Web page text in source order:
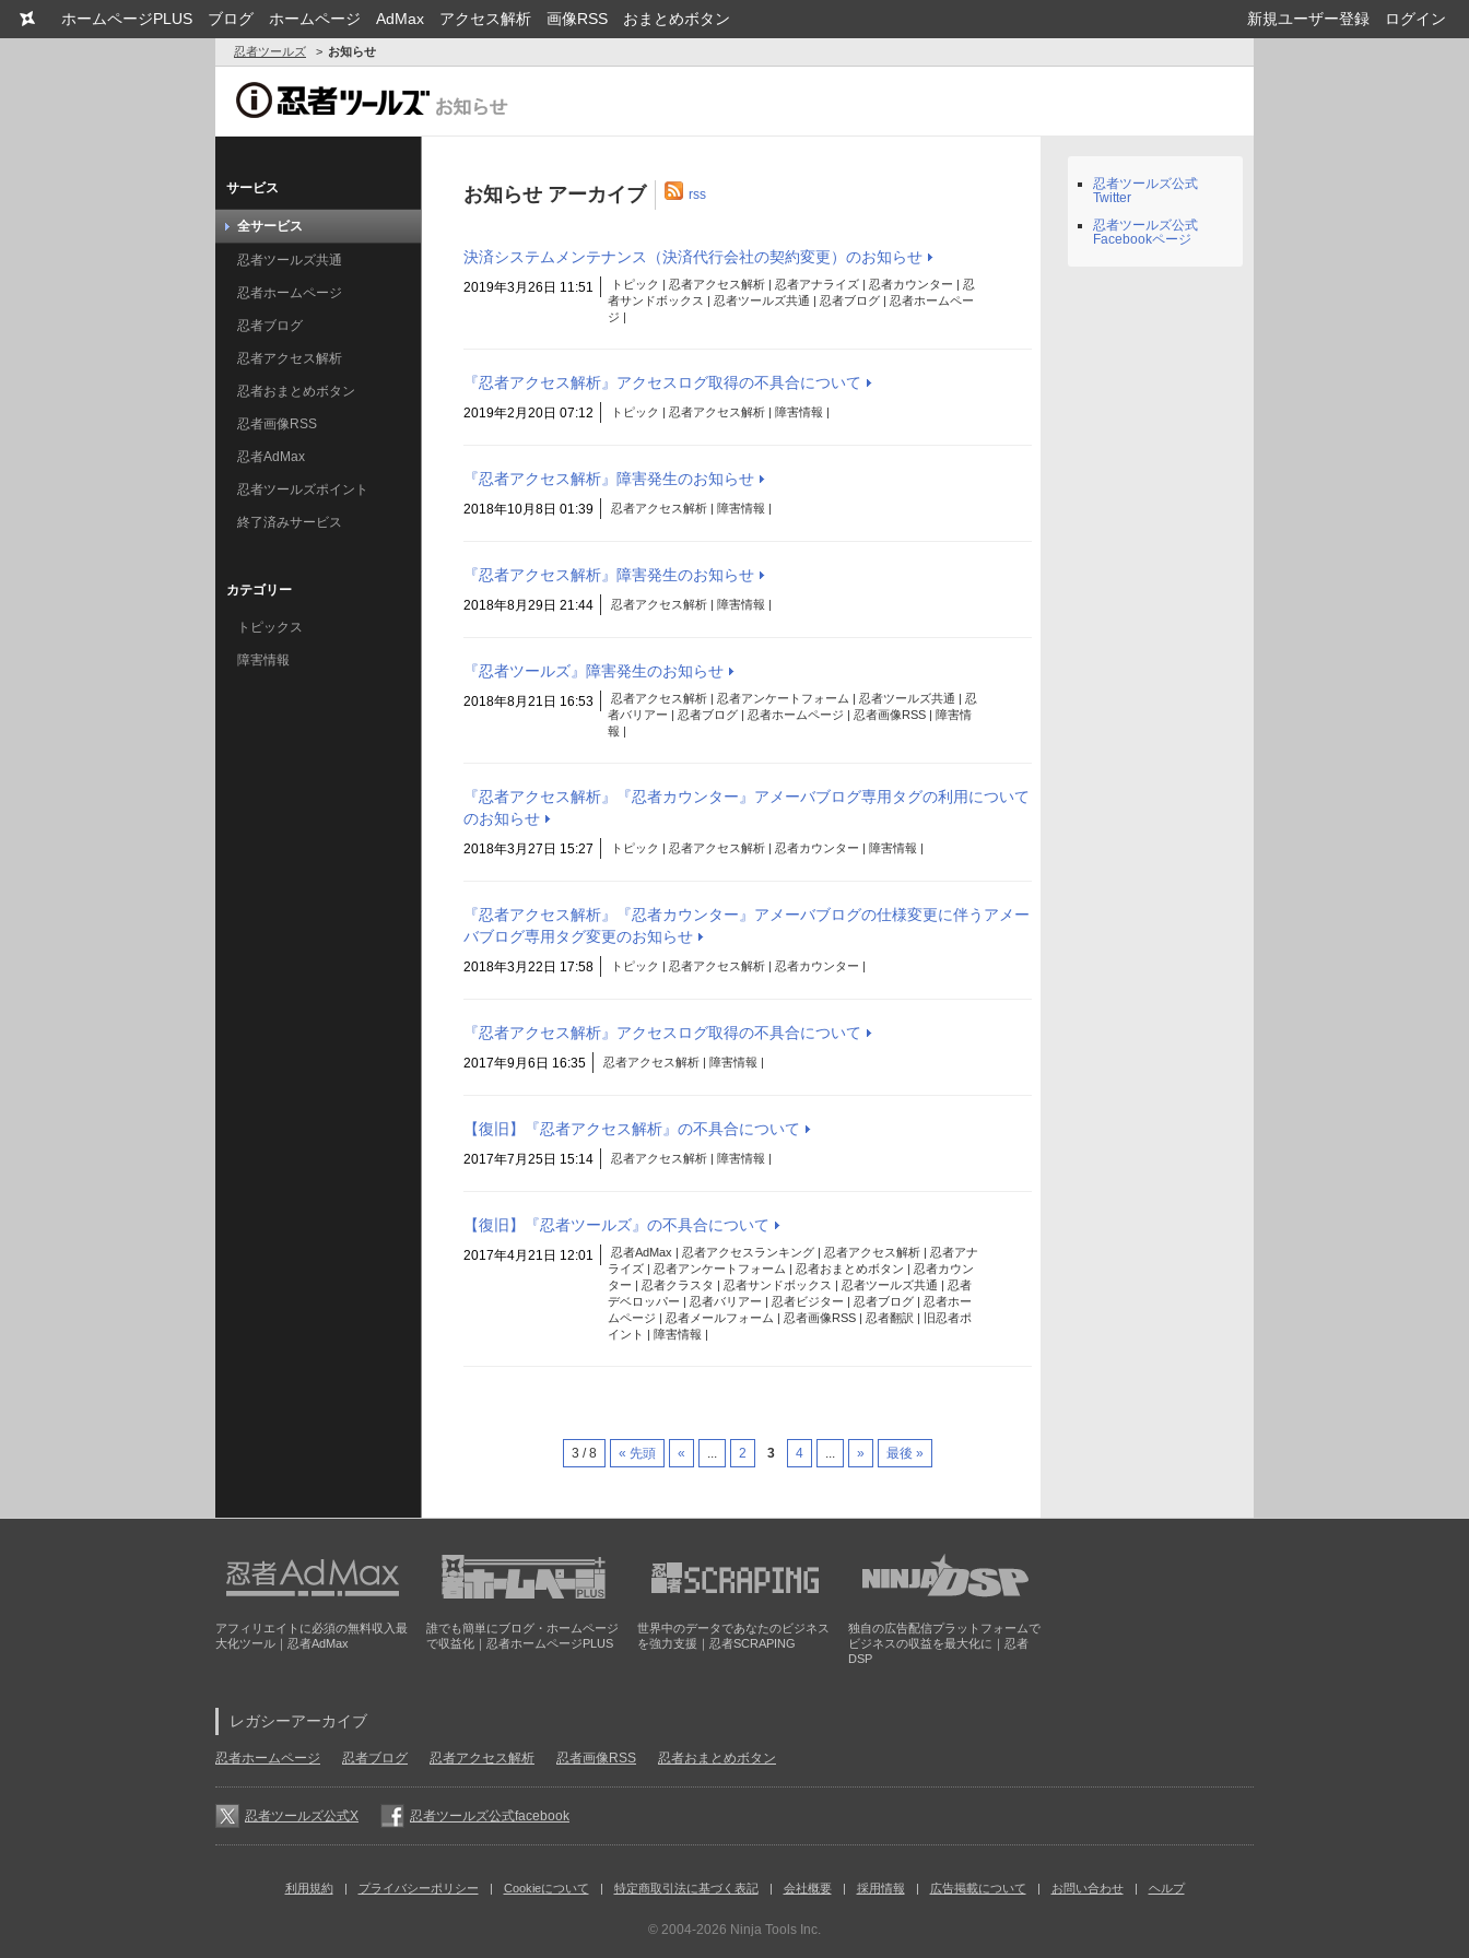
新規ユーザー登録 ログイン
ホームページPLUS ブログ ホームページ AdMax アクセス解析 画像RSS おまとめボタン
忍者ツールズ お知らせ
サービス
全サービス
忍者ツールズ共通
忍者ホームページ
忍者ブログ
忍者アクセス解析
忍者おまとめボタン
忍者画像RSS
忍者AdMax
忍者ツールズポイント
終了済みサービス
カテゴリー
トピックス
障害情報
お知らせ アーカイブ rss
決済システムメンテナンス（決済代行会社の契約変更）のお知らせ
2019年3月26日 11:51
トピック | 忍者アクセス解析 | 忍者アナライズ | 忍者カウンター | 忍
者サンドボックス | 忍者ツールズ共通 | 忍者ブログ | 忍者ホームペー
ジ |
『忍者アクセス解析』アクセスログ取得の不具合について
2019年2月20日 07:12 トピック | 忍者アクセス解析 | 障害情報 |
『忍者アクセス解析』障害発生のお知らせ
2018年10月8日 01:39 忍者アクセス解析 | 障害情報 |
『忍者アクセス解析』障害発生のお知らせ
2018年8月29日 21:44 忍者アクセス解析 | 障害情報 |
『忍者ツールズ』障害発生のお知らせ
2018年8月21日 16:53
忍者アクセス解析 | 忍者アンケートフォーム | 忍者ツールズ共通 | 忍
者バリアー | 忍者ブログ | 忍者ホームページ | 忍者画像RSS | 障害情
報 |
『忍者アクセス解析』『忍者カウンター』アメーバブログ専用タグの利用について
のお知らせ
2018年3月27日 15:27 トピック | 忍者アクセス解析 | 忍者カウンター | 障害情報 |
『忍者アクセス解析』『忍者カウンター』アメーバブログの仕様変更に伴うアメー
バブログ専用タグ変更のお知らせ
2018年3月22日 17:58 トピック | 忍者アクセス解析 | 忍者カウンター |
『忍者アクセス解析』アクセスログ取得の不具合について
2017年9月6日 16:35 忍者アクセス解析 | 障害情報 |
【復旧】『忍者アクセス解析』の不具合について
2017年7月25日 15:14 忍者アクセス解析 | 障害情報 |
【復旧】『忍者ツールズ』の不具合について
2017年4月21日 12:01
忍者AdMax | 忍者アクセスランキング | 忍者アクセス解析 | 忍者アナ
ライズ | 忍者アンケートフォーム | 忍者おまとめボタン | 忍者カウン
ター | 忍者クラスタ | 忍者サンドボックス | 忍者ツールズ共通 | 忍者
デベロッパー | 忍者バリアー | 忍者ビジター | 忍者ブログ | 忍者ホー
ムページ | 忍者メールフォーム | 忍者画像RSS | 忍者翻訳 | 旧忍者ポ
イント | 障害情報 |
3 / 8 « 先頭 « ... 2 3 4 ... » 最後 »
忍者ツールズ公式
Twitter
忍者ツールズ公式
Facebookページ
アフィリエイトに必須の無料収入最
大化ツール｜忍者AdMax
誰でも簡単にブログ・ホームページ
で収益化｜忍者ホームページPLUS
世界中のデータであなたのビジネス
を強力支援｜忍者SCRAPING
独自の広告配信プラットフォームで
ビジネスの収益を最大化に｜忍者
DSP
レガシーアーカイブ
忍者ホームページ 忍者ブログ 忍者アクセス解析 忍者画像RSS 忍者おまとめボタン
忍者ツールズ公式X 忍者ツールズ公式facebook
利用規約 プライバシーポリシー Cookieについて 特定商取引法に基づく表記 会社概要 採用情報 広告掲載について お問い合わせ ヘルプ
© 2004-2026 Ninja Tools Inc.